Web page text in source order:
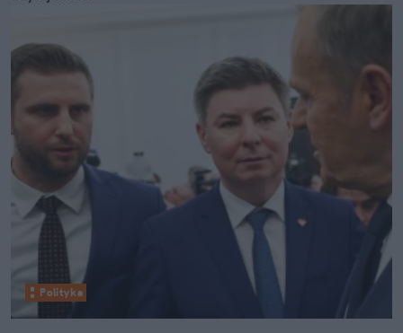
Polityka